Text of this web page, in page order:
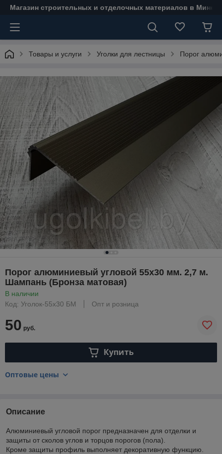
Магазин строительных и отделочных материалов в Минске
Товары и услуги Уголки для лестницы Порог
Порог алюминиевый угловой 55х30 мм. 2,7 м.
Шампань (Бронза матовая)
В наличии
Код: Уголок-55х30 БМ
Опт и розница
50 руб.
Купить
Оптовые цены
Описание
Алюминиевый угловой порог предназначен для отделки и
защиты от сколов углов и торцов порогов (пола).
Кроме защиты профиль выполняет декоративную функцию.